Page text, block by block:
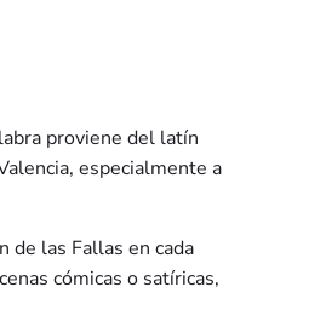
proviene del latín
especialmente a
de las Fallas en cada
cómicas o satíricas,